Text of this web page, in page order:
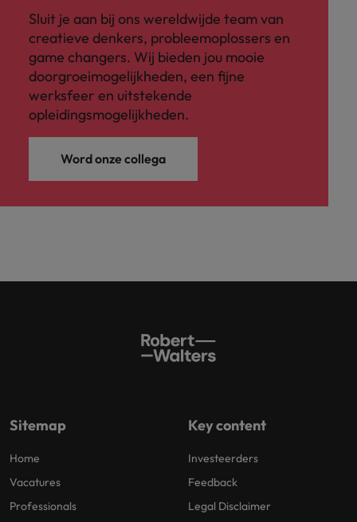
Sluit je aan bij ons wereldwijde team van
creatieve denkers, probleemoplossers en
game changers. Wij bieden jou mooie
doorgroeimogelijkheden, een fijne
werksfeer en uitstekende
opleidingsmogelijkheden.
Word onze collega
Sitemap
Home
Vacatures
Professionals
Key content
Investeerders
Feedback
Legal Disclaimer